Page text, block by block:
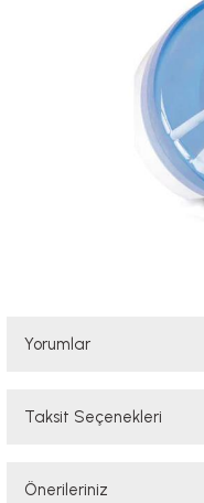
Yorumlar
Taksit Seçenekleri
Önerileriniz